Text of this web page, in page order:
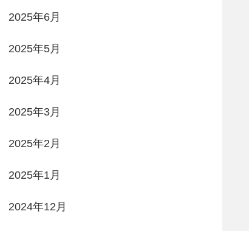
2025年6月
2025年5月
2025年4月
2025年3月
2025年2月
2025年1月
2024年12月